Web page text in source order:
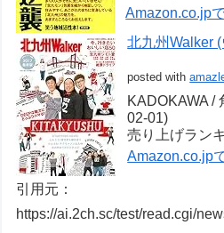
Amazon.co.jp
北九州Walker
posted with
KADOKAWA /
02-01)
売り上げラン
Amazon.co.jp
引用元：
https://ai.2ch.sc/test/read.cgi/